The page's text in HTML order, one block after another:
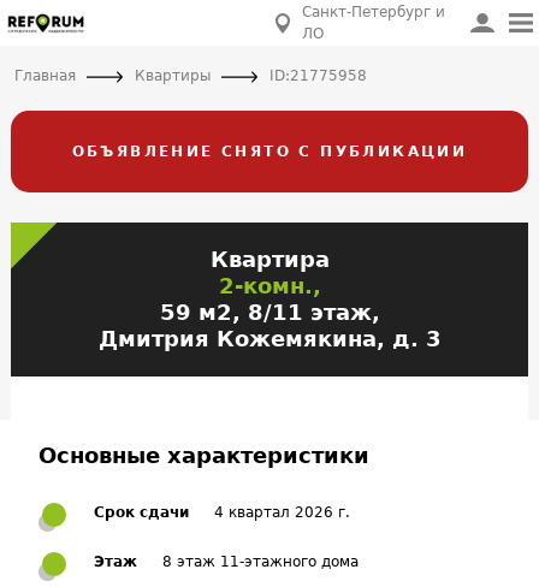
Санкт-Петербург и
ЛО
Главная Квартиры ID:21775958
ОБЪЯВЛЕНИЕ СНЯТО С ПУБЛИКАЦИИ
Квартира
2-комн.,
59 м2, 8/11 этаж,
Дмитрия Кожемякина, д. 3
Основные характеристики
Срок сдачи 4 квартал 2026 г.
Этаж 8 этаж 11-этажного дома